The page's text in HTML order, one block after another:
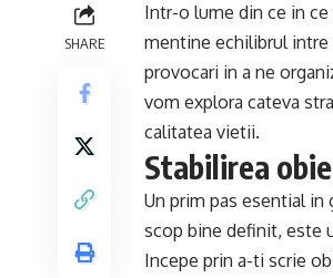
SHARE
Intr-o lume din ce in
mentine echilibrul
provocari in a ne
vom explora cateva
calitatea vietii.
Stabilirea
Un prim pas esential
scop bine definit, este
Incepe prin a-ti scrie